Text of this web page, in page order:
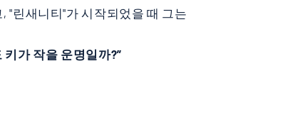
"린새니티"가 시작되었을 때 그는
키가 작을 운명일까?”